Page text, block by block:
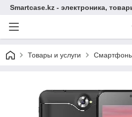
Smartcase.kz - электроника,
Товары и услуги